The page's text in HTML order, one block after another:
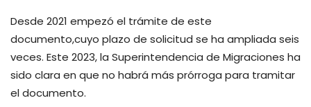
Desde 2021 empezó el trámite de este
documento,cuyo plazo de solicitud se ha ampliada seis
veces. Este 2023, la Superintendencia de Migraciones ha
sido clara en que no habrá más prórroga para tramitar
el documento.